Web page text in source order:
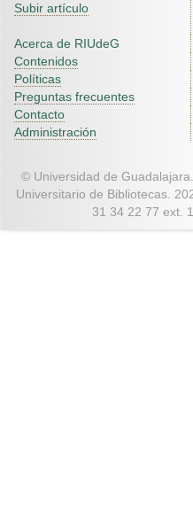
Subir artículo
Acerca de RIUdeG
Contenidos
Políticas
Preguntas frecuentes
Contacto
Administración
© Universidad de
Universitario de Bibliotecas.
31 34 22 77 ext.